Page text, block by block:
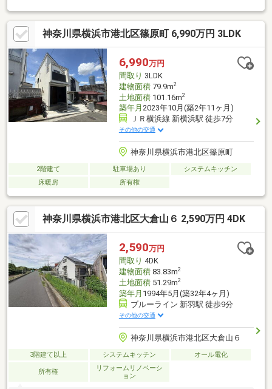
用も可・お料理に集中できる独立型キッチン、パントリー付・テ
ラスに面した明るいLDには床暖房有・小屋裏収納・下屋裏収納庫
など収納豊富・駐車1台可(車種による)▼周辺環境・トップフレッ
シュマーケット岸根店 徒歩6分(約460m)・ツルハドラッグ岸根公
園店 徒歩6分(約450m)■ ご希望の住まい探しをお手伝いします
━━━━━・・・物件の詳細・ご相談はお気軽にお問い合わせく
ださい。
神奈川県横浜市港北区篠原町 6,990万円 3LDK
6,990万円
間取り 3LDK
建物面積79.9m2
土地面積101.16m2
築年月 2023年10月(築2年11ヶ月)
ＪＲ横浜線 新横浜駅 徒歩7分
その他の交通
神奈川県横浜市港北区篠原町
2階建て 駐車場あり
システムキッチン
床暖房
所有権
神奈川県横浜市港北区大倉山６ 2,590万円 4DK
2,590万円
間取り 4DK
建物面積83.83m2
土地面積51.29m2
築年月 1994年5月(築32年4ヶ月)
ブルーライン 新羽駅 徒歩9分
その他の交通
神奈川県横浜市港北区大倉山６
3階建て以上 システムキッチン オール電化
所有権
リフォームリノベーシ
ョン